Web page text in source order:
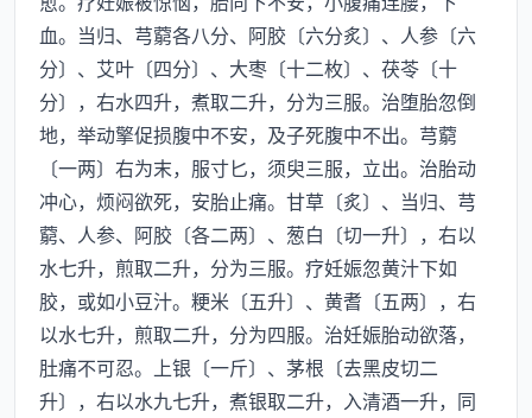
血。当归、芎藭各八分、阿胶〔六分炙〕、人参〔六
分〕、艾叶〔四分〕、大枣〔十二枚〕、茯苓〔十
分〕，右水四升，煮取二升，分为三服。治堕胎忽倒
地，举动擎促损腹中不安，及子死腹中不出。芎藭
〔一两〕右为末，服寸匕，须臾三服，立出。治胎动
冲心，烦闷欲死，安胎止痛。甘草〔炙〕、当归、芎
藭、人参、阿胶〔各二两〕、葱白〔切一升〕，右以
水七升，煎取二升，分为三服。疗妊娠忽黄汁下如
胶，或如小豆汁。粳米〔五升〕、黄耆〔五两〕，右
以水七升，煎取二升，分为四服。治妊娠胎动欲落，
肚痛不可忍。上银〔一斤〕、茅根〔去黑皮切二
升〕，右以水九七升，煮银取二升，入清酒一升，同